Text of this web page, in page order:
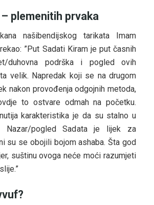
plemenitih prvaka
našibendijskog tarikata Imam
”Put Sadati Kiram je put časnih
duhovna podrška i pogled ovih
velik. Napredak koji se na drugom
nakon provođenja odgojnih metoda,
to ostvare odmah na početku.
karakteristika je da su stalno u
Nazar/pogled Sadata je lijek za
su se obojili bojom ashaba. Šta god
suštinu ovoga neće moći razumjeti